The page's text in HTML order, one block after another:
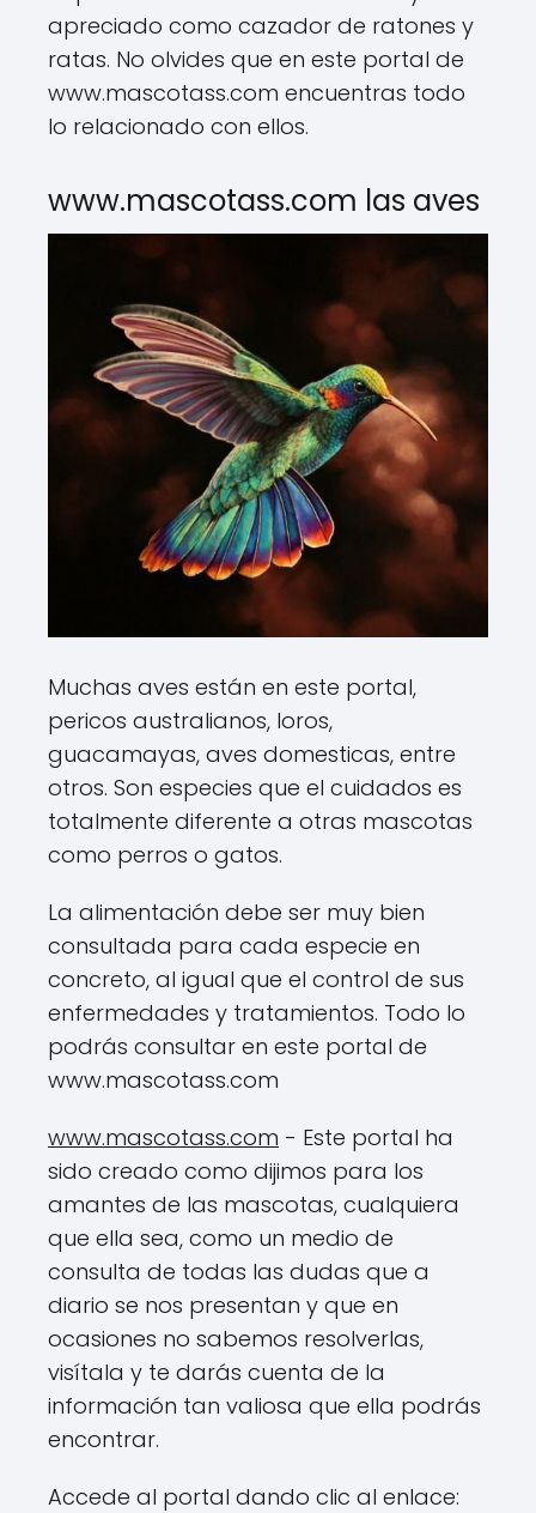
apreciado como cazador de ratones y
ratas. No olvides que en este portal de
www.mascotass.com encuentras todo
lo relacionado con ellos.
www.mascotass.com las aves
Muchas aves están en este portal,
pericos australianos, loros,
guacamayas, aves domesticas, entre
otros. Son especies que el cuidados es
totalmente diferente a otras mascotas
como perros o gatos.
La alimentación debe ser muy bien
consultada para cada especie en
concreto, al igual que el control de sus
enfermedades y tratamientos. Todo lo
podrás consultar en este portal de
www.mascotass.com
www.mascotass.com - Este portal ha
sido creado como dijimos para los
amantes de las mascotas, cualquiera
que ella sea, como un medio de
consulta de todas las dudas que a
diario se nos presentan y que en
ocasiones no sabemos resolverlas,
visítala y te darás cuenta de la
información tan valiosa que ella podrás
encontrar.
Accede al portal dando clic al enlace: